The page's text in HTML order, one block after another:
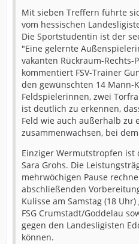
Mit sieben Treffern führte
vom hessischen
Die Sportstudentin ist der
"Eine gelernte
vakanten Rückraum-
kommentiert FSV-Trainer
den gewünschten 14 Mann-
Feldspielerinnen, zwei
ist deutlich zu erkennen,
Feld wie auch außerhalb zu
zusammenwachsen, bei
Einziger Wermutstropfen ist
Sara Grohs. Die
mehrwöchigen Pause
abschließenden
Kulisse am Samstag (18
FSG Crumstadt/Goddelau
gegen den Landesligisten
können.